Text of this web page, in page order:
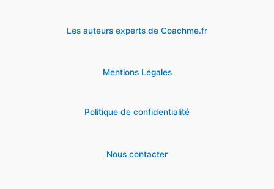
Les auteurs experts de Coachme.fr
Mentions Légales
Politique de confidentialité
Nous contacter